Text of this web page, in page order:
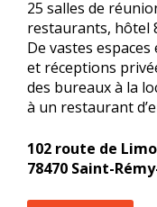
25 salles de
restaurants, hôtel
De vastes
et réceptions
des bureaux à la
à un restaurant
102 route de
78470 Saint-